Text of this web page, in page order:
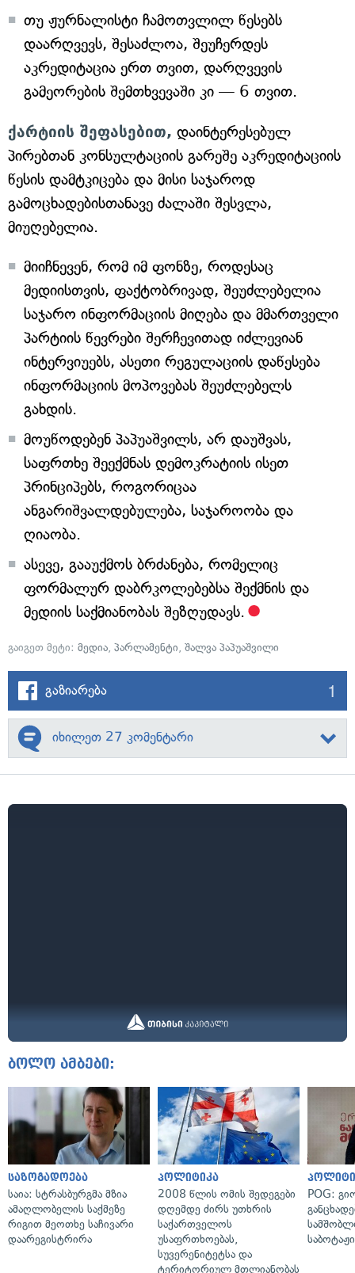
თუ ჟურნალისტი ჩამოთვლილ წესებს
დაარღვევს, შესაძლოა, შეუჩერდეს
აკრედიტაცია ერთ თვით, დარღვევის
გამეორების შემთხვევაში კი — 6 თვით.
ქარტიის შეფასებით, დაინტერესებულ
პირებთან კონსულტაციის გარეშე აკრედიტაციის
წესის დამტკიცება და მისი საჯაროდ
გამოცხადებისთანავე ძალაში შესვლა,
მიუღებელია.
მიიჩნევენ, რომ იმ ფონზე, როდესაც
მედიისთვის, ფაქტობრივად, შეუძლებელია
საჯარო ინფორმაციის მიღება და მმართველი
პარტიის წევრები შერჩევითად იძლევიან
ინტერვიუებს, ასეთი რეგულაციის დაწესება
ინფორმაციის მოპოვებას შეუძლებელს
გახდის.
მოუწოდებენ პაპუაშვილს, არ დაუშვას,
საფრთხე შეექმნას დემოკრატიის ისეთ
პრინციპებს, როგორიცაა
ანგარიშვალდებულება, საჯაროობა და
ღიაობა.
ასევე, გააუქმოს ბრძანება, რომელიც
ფორმალურ დაბრკოლებებსა შექმნის და
მედიის საქმიანობას შეზღუდავს.
გაიგეთ მეტი: მედია, პარლამენტი, შალვა პაპუაშვილი
გაზიარება 1
იხილეთ 27 კომენტარი
ბოლო ამბები:
საზოგადოება
საია: სტრასბურგმა მზია
ამაღლობელის საქმეზე
რიგით მეოთხე საჩივარი
დაარეგისტრირა
პოლიტიკა
2008 წლის ომის შედეგები
დღემდე ძირს უთხრის
საქართველოს
უსაფრთხოებას,
სუვერენიტეტსა და
ტერიტორიულ მთლიანობას
POG: